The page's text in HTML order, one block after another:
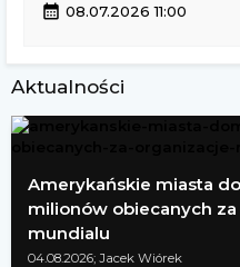
calendar_month 08.07.2026 11:00
Aktualności
Amerykańskie miasta
milionów obiecanych
mundialu
04.08.2026; Jacek Wiórek